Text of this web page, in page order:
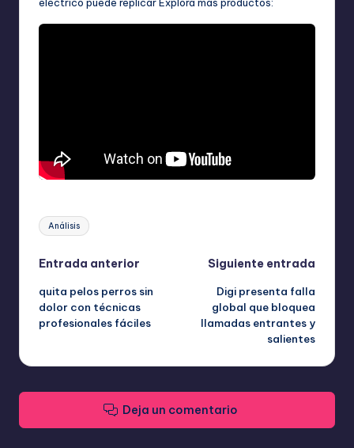
Etiquetas:
Análisis
Navegación
de
entradas
Entrada anterior
quita pelos perros sin
dolor con técnicas
profesionales fáciles
Siguiente entrada
Digi presenta falla
global que bloquea
llamadas entrantes y
salientes
Deja un comentario